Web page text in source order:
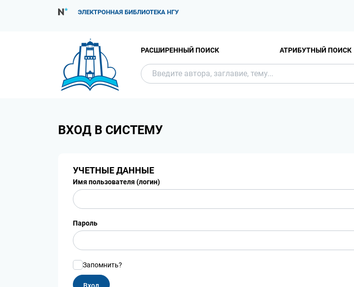
ЭЛЕКТРОННАЯ БИБЛИОТЕКА НГУ
РАСШИРЕННЫЙ ПОИСК АТРИБУТНЫЙ ПОИСК
ВХОД В СИСТЕМУ
УЧЕТНЫЕ ДАННЫЕ
Имя пользователя (логин)
Пароль
Запомнить?